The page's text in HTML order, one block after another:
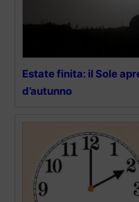
Estate finita: il Sole
d’autunno